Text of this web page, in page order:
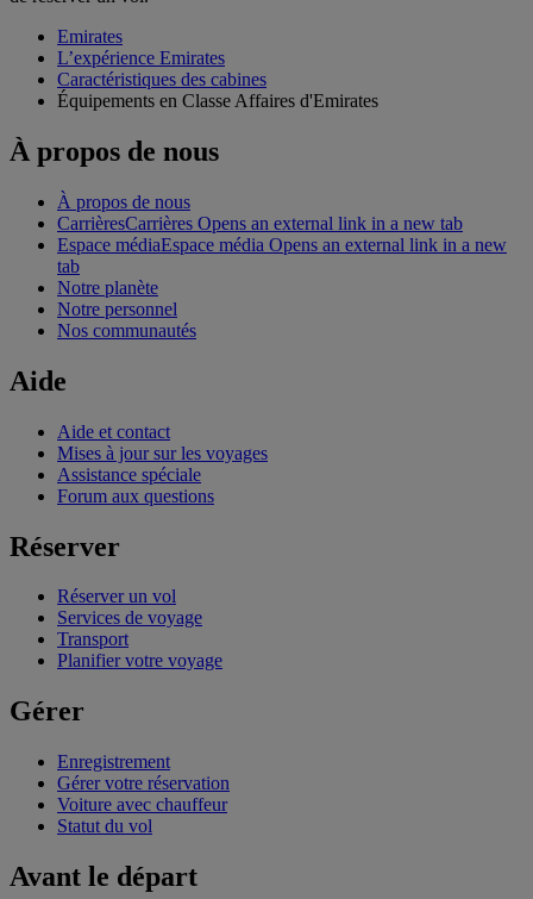
Emirates
L’expérience Emirates
Caractéristiques des cabines
Équipements en Classe Affaires d'Emirates
À propos de nous
À propos de nous
CarrièresCarrières Opens an external link in a new tab
Espace médiaEspace média Opens an external link in a new
tab
Notre planète
Notre personnel
Nos communautés
Aide
Aide et contact
Mises à jour sur les voyages
Assistance spéciale
Forum aux questions
Réserver
Réserver un vol
Services de voyage
Transport
Planifier votre voyage
Gérer
Enregistrement
Gérer votre réservation
Voiture avec chauffeur
Statut du vol
Avant le départ